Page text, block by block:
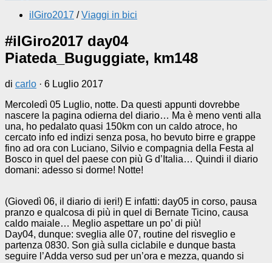
ilGiro2017 / Viaggi in bici
#ilGiro2017 day04
Piateda_Buguggiate, km148
di carlo · 6 Luglio 2017
Mercoledì 05 Luglio, notte. Da questi appunti dovrebbe
nascere la pagina odierna del diario… Ma è meno venti alla
una, ho pedalato quasi 150km con un caldo atroce, ho
cercato info ed indizi senza posa, ho bevuto birre e grappe
fino ad ora con Luciano, Silvio e compagnia della Festa al
Bosco in quel del paese con più G d’Italia… Quindi il diario
domani: adesso si dorme! Notte!
(Giovedì 06, il diario di ieri!) E infatti: day05 in corso, pausa
pranzo e qualcosa di più in quel di Bernate Ticino, causa
caldo maiale… Meglio aspettare un po’ di più!
Day04, dunque: sveglia alle 07, routine del risveglio e
partenza 0830. Son già sulla ciclabile e dunque basta
seguire l’Adda verso sud per un’ora e mezza, quando si